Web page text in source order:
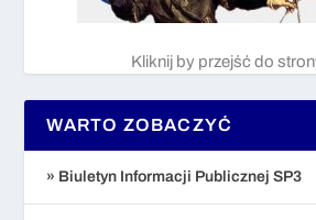
Kliknij by przejść do
WARTO ZOBACZYĆ
» Biuletyn Informacji Publicznej SP3